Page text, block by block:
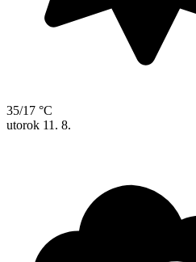
35/17 °C
utorok 11. 8.